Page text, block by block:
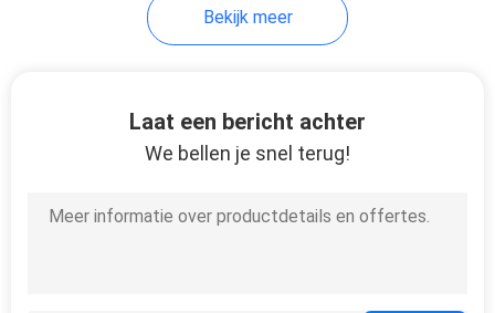
Bekijk meer
Laat een bericht achter
We bellen je snel terug!